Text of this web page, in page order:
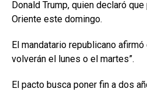
Donald Trump, quien declaró
Oriente este domingo.
El mandatario republicano afirmó
volverán el lunes o el martes”.
El pacto busca poner fin a dos